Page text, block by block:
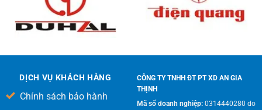
DỊCH VỤ KHÁCH HÀNG
Chính sách bảo hành
CÔNG TY TNHH ĐT PT XD AN GIA
THỊNH
Mã số doanh nghiệp:0314440280 do